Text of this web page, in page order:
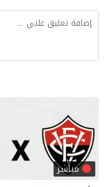
مباشر